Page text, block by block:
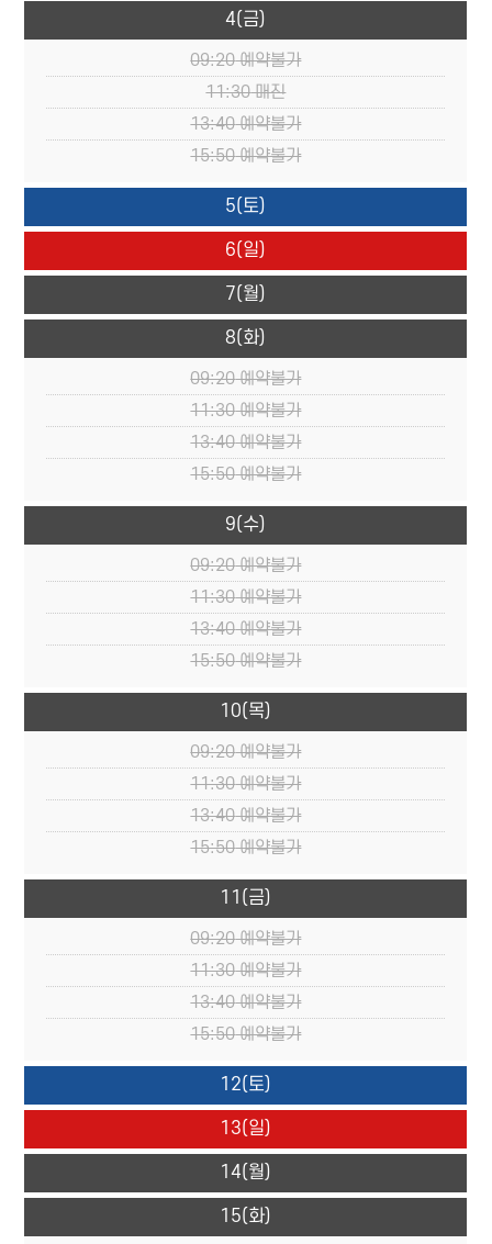
4(금)
09:20예약불가
11:30매진
13:40예약불가
15:50예약불가
5(토)
6(일)
7(월)
8(화)
09:20예약불가
11:30예약불가
13:40예약불가
15:50예약불가
9(수)
09:20예약불가
11:30예약불가
13:40예약불가
15:50예약불가
10(목)
09:20예약불가
11:30예약불가
13:40예약불가
15:50예약불가
11 (금)
09:20예약불가
11:30예약불가
13:40예약불가
15:50예약불가
12(토)
13(일)
14(월)
15(화)